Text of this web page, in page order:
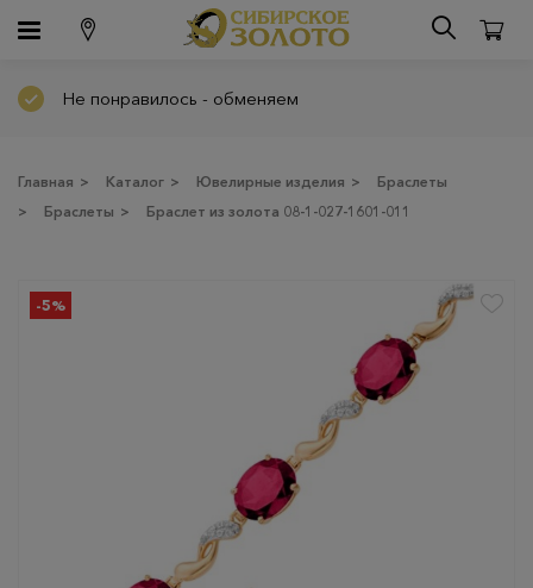
Не понравилось - обменяем
Главная > Каталог > Ювелирные изделия >
Браслеты
>
Браслеты > Браслет из золота 08-1-027-1601-011
-5%